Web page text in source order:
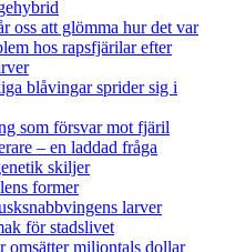
oss att glömma hur det var
hos rapsfjärilar efter
blåvingar sprider sig i
som försvar mot fjäril
– en laddad fråga
skiljer
former
larver
för stadslivet
omsätter miljontals dollar